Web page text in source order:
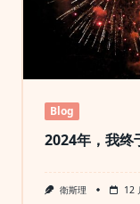
Blog
2024年，我
衛斯理 12